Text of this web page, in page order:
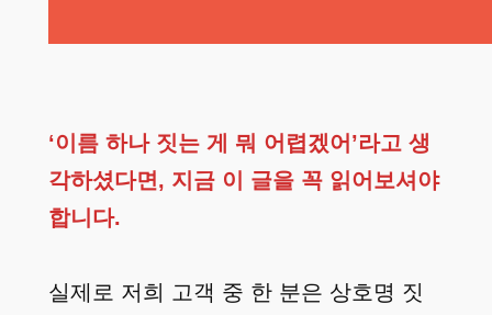
‘이름 하나 짓는 게 뭐 어렵겠어’라고 생
각하셨다면, 지금 이 글을 꼭 읽어보셔야
합니다.
실제로 저희 고객 중 한 분은 상호명 짓